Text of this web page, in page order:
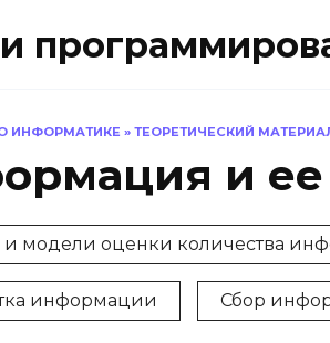
ИНФОРМАТИКЕ » ТЕОРЕТИЧЕСКИЙ
и
модели оценки количества
информации Сбор